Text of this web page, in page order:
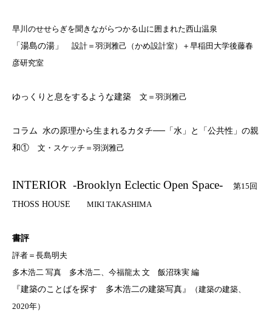
早川のせせらぎを聞きながらつかる山に囲まれた西山温泉
「湯島の湯」 設計＝羽渕雅己（かめ設計室）＋早稲田大学後藤春
彦研究室
ゆっくりと息をするような建築 文＝羽渕雅己
コラム 水の原理から生まれるカタチ── 「水」と「公共性」の親
和① 文・スケッチ＝羽渕雅己
INTERIOR -Brooklyn Eclectic Open Space- 第15 回
THOSS HOUSE
MIKI TAKASHIMA
書評
評者＝長島明夫
多木浩二 写真 多木浩二、今福龍太 文 飯沼珠実 編
『建築のことばを探す 多木浩二の建築写真』
（建築の建築、
2020年）